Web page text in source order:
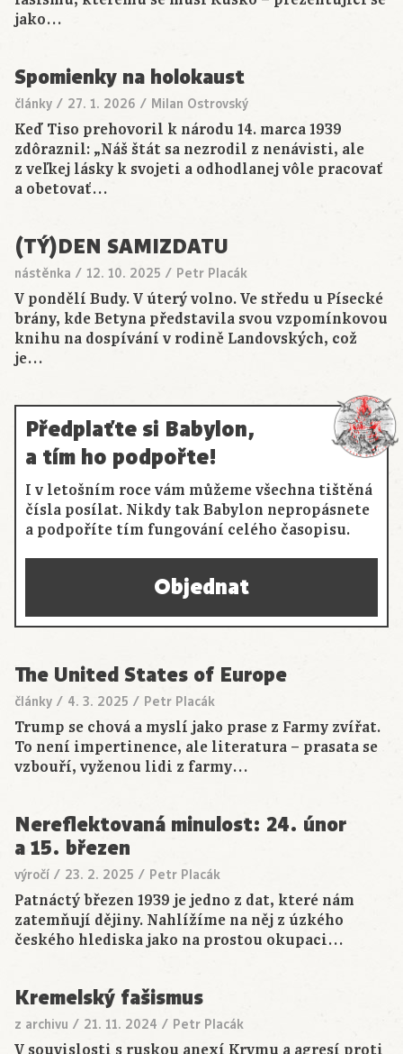
jako…
Spomienky na holokaust
články / 27. 1. 2026 / Milan Ostrovský
Keď Tiso prehovoril k národu 14. marca 1939
zdôraznil: „Náš štát sa nezrodil z nenávisti, ale
z veľkej lásky k svojeti a odhodlanej vôle pracovať
a obetovať…
(TÝ)DEN SAMIZDATU
nástěnka / 12. 10. 2025 / Petr Placák
V pondělí Budy. V úterý volno. Ve středu u Písecké
brány, kde Betyna představila svou vzpomínkovou
knihu na dospívání v rodině Landovských, což
je…
Předplaťte si Babylon,
a tím ho podpořte!
I v letošním roce vám můžeme všechna tištěná
čísla posílat. Nikdy tak Babylon nepropásnete
a podpoříte tím fungování celého časopisu.
Objednat
The United States of Europe
články / 4. 3. 2025 / Petr Placák
Trump se chová a myslí jako prase z Farmy zvířat.
To není impertinence, ale literatura – prasata se
vzbouří, vyženou lidi z farmy…
Nereflektovaná minulost: 24. únor
a 15. březen
výročí / 23. 2. 2025 / Petr Placák
Patnáctý březen 1939 je jedno z dat, které nám
zatemňují dějiny. Nahlížíme na něj z úzkého
českého hlediska jako na prostou okupaci…
Kremelský fašismus
z archivu / 21. 11. 2024 / Petr Placák